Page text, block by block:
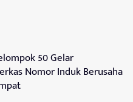
50 Gelar
Nomor Induk Berusaha